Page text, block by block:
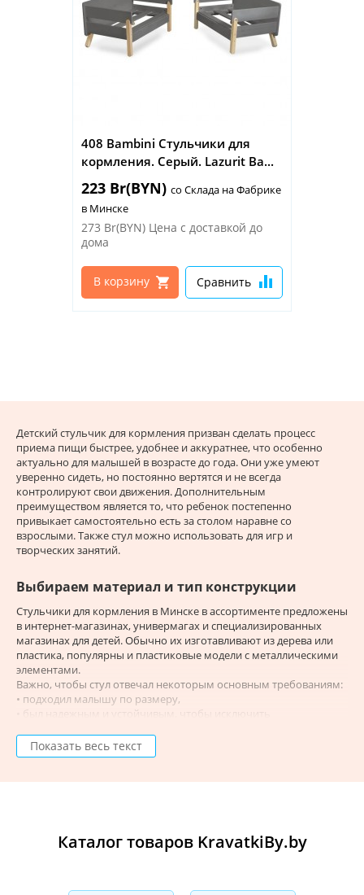
408 Bambini Стульчики для
кормления. Серый. Lazurit Ba...
223 Br(BYN) со Склада на Фабрике
в Минске
273 Br(BYN) Цена с доставкой до
дома
В корзину Сравнить
Детский стульчик для кормления призван сделать процесс
приема пищи быстрее, удобнее и аккуратнее, что особенно
актуально для малышей в возрасте до года. Они уже умеют
уверенно сидеть, но постоянно вертятся и не всегда
контролируют свои движения. Дополнительным
преимуществом является то, что ребенок постепенно
привыкает самостоятельно есть за столом наравне со
взрослыми. Также стул можно использовать для игр и
творческих занятий.
Выбираем материал и тип конструкции
Стульчики для кормления в Минске в ассортименте предложены
в интернет-магазинах, универмагах и специализированных
магазинах для детей. Обычно их изготавливают из дерева или
пластика, популярны и пластиковые модели с металлическими
элементами.
Важно, чтобы стул отвечал некоторым основным требованиям:
• подходил малышу по размеру,
• был надежным и устойчивым, чтобы исключить
• оснащался механизмами регулировки.
не мог поцарапаться или удариться.
Показать весь текст
Каталог товаров KravatkiBy.by